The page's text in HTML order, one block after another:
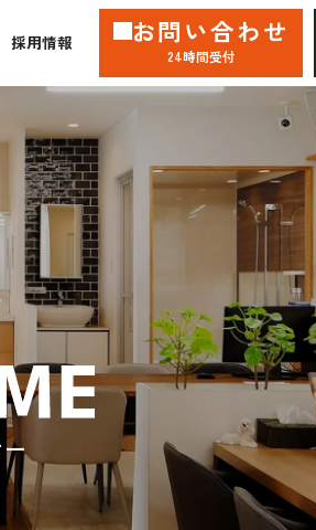
採用情報 お問い合わせ
24時間受付